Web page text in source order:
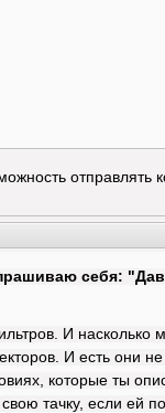
отправлять
себя:
И насколько
И есть они
которые ты
тачку, если ей